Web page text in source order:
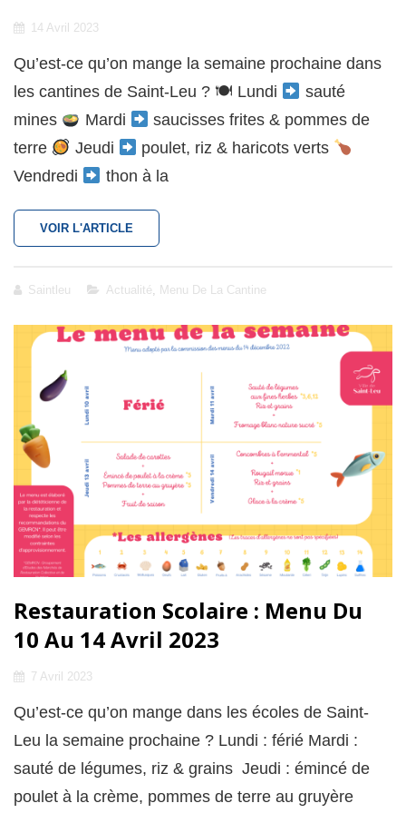
Posted
14 Avril 2023
Qu’est-ce qu’on mange la semaine prochaine dans
les cantines de Saint-Leu ? 🍽 Lundi
sauté
mines
Mardi
saucisses frites & pommes de
terre
Jeudi
poulet, riz & haricots verts
Vendredi
thon à la
VOIR L'ARTICLE
SCOLAIRE
DU
AU
21
Saintleu
Cat
Actualité Menu De La Cantine
Restauration Scolaire : Menu Du
10 Au 14 Avril 2023
Posted
7 Avril 2023
Qu’est-ce qu’on mange dans les écoles de Saint-
Leu la semaine prochaine ? Lundi : férié Mardi :
sauté de légumes, riz & grains Jeudi : émincé de
poulet à la crème, pommes de terre au gruyère